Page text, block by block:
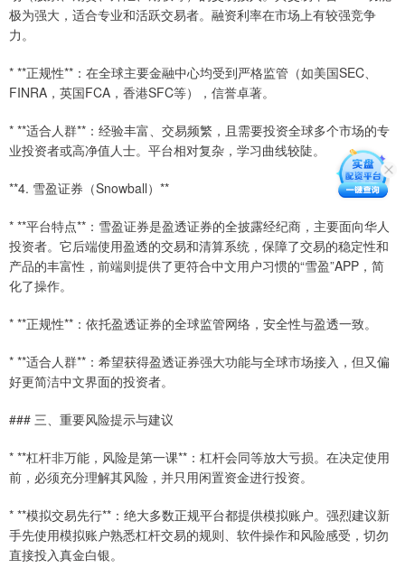
极为强大，适合专业和活跃交易者。融资利率在市场上有较强竞争
力。
* **正规性**：在全球主要金融中心均受到严格监管（如美国SEC、
FINRA，英国FCA，香港SFC等），信誉卓著。
* **适合人群**：经验丰富、交易频繁，且需要投资全球多个市场的专
业投资者或高净值人士。平台相对复杂，学习曲线较陡。
**4. 雪盈证券（Snowball）**
* **平台特点**：雪盈证券是盈透证券的全披露经纪商，主要面向华人
投资者。它后端使用盈透的交易和清算系统，保障了交易的稳定性和
产品的丰富性，前端则提供了更符合中文用户习惯的“雪盈”APP，简
化了操作。
* **正规性**：依托盈透证券的全球监管网络，安全性与盈透一致。
* **适合人群**：希望获得盈透证券强大功能与全球市场接入，但又偏
好更简洁中文界面的投资者。
### 三、重要风险提示与建议
* **杠杆非万能，风险是第一课**：杠杆会同等放大亏损。在决定使用
前，必须充分理解其风险，并只用闲置资金进行投资。
* **模拟交易先行**：绝大多数正规平台都提供模拟账户。强烈建议新
手先使用模拟账户熟悉杠杆交易的规则、软件操作和风险感受，切勿
直接投入真金白银。